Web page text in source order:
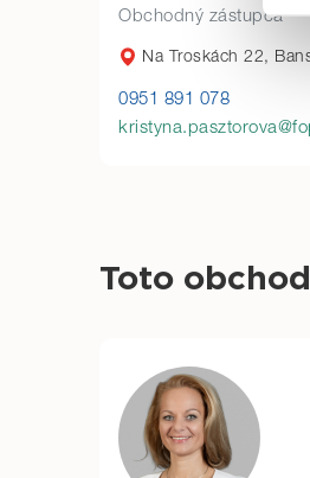
Obchodný zástupca
Na Troskách 22,
0951 891 078
Toto